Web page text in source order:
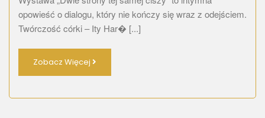
opowieść o dialogu, który nie kończy się wraz z odejściem.
Twórczość córki – Ity Har� [...]
Zobacz Więcej